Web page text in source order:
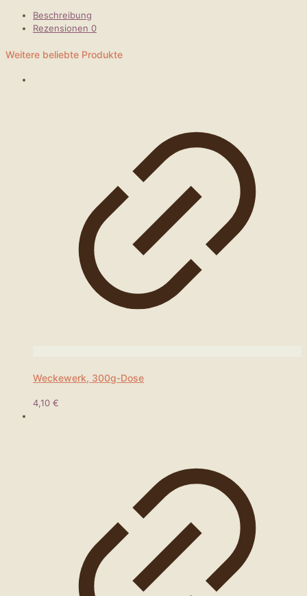
Beschreibung
Rezensionen 0
Weitere beliebte Produkte
Weckewerk, 300g-Dose
4,10 €